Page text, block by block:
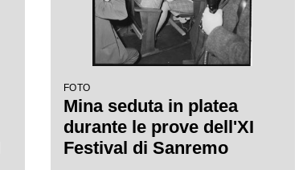
FOTO
Mina seduta in platea
durante le prove dell'XI
Festival di Sanremo